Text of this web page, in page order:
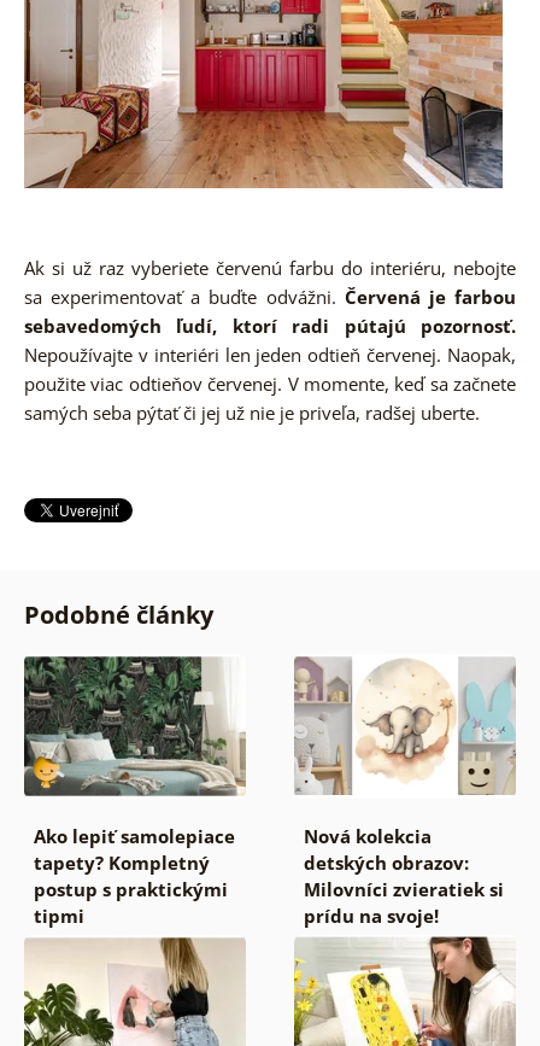
Ak si už raz vyberiete červenú farbu do interiéru, nebojte
sa experimentovať a buďte odvážni. Červená je farbou
sebavedomých ľudí, ktorí radi pútajú pozornosť.
Nepoužívajte v interiéri len jeden odtieň červenej. Naopak,
použite viac odtieňov červenej. V momente, keď sa začnete
samých seba pýtať či jej už nie je priveľa, radšej uberte.
Podobné články
Ako lepiť samolepiace
tapety? Kompletný
postup s praktickými
tipmi
Nová kolekcia
detských obrazov:
Milovníci zvieratiek si
prídu na svoje!